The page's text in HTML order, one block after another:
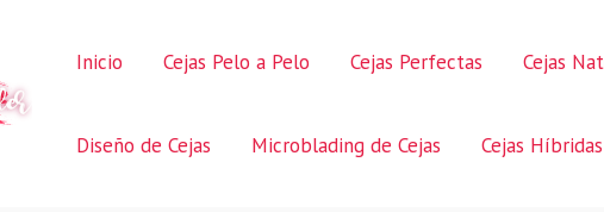
Inicio Cejas Pelo a Pelo Cejas Perfectas Cejas
Diseño de Cejas Microblading de Cejas Cejas Híbridas